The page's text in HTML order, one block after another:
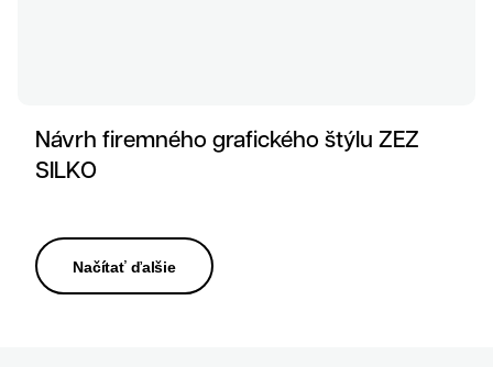
Návrh firemného grafického štýlu ZEZ
SILKO
Načítať ďalšie